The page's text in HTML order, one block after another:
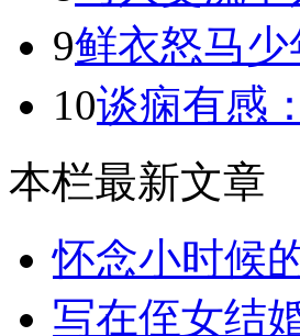
9鲜衣怒马
10谈痫有感
本栏最新文章
怀念小时候
写在侄女结